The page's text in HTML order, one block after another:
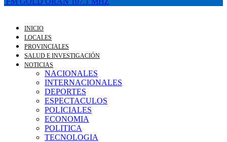
INICIO
LOCALES
PROVINCIALES
SALUD E INVESTIGACIÓN
NOTICIAS
NACIONALES
INTERNACIONALES
DEPORTES
ESPECTACULOS
POLICIALES
ECONOMIA
POLITICA
TECNOLOGIA